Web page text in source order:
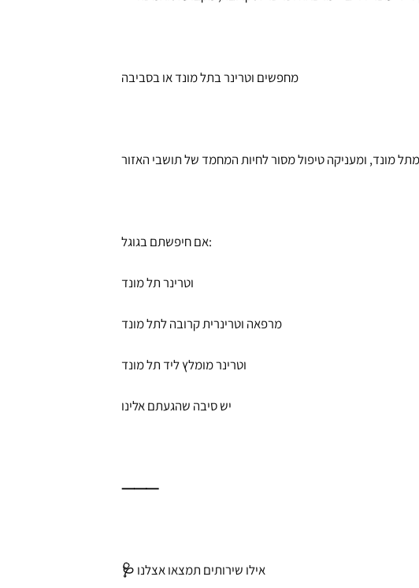
מחפשים וטרינר בתל מונד או בסביבה
אם חיפשתם בגוגל:
וטרינר תל מונד
מרפאה וטרינרית קרובה לתל מונד
וטרינר מומלץ ליד תל מונד
יש סיבה שהגעתם אלינו
⸻
🩺 אילו שירותים תמצאו אצלנו